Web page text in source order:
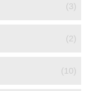
(3)
(2)
(10)